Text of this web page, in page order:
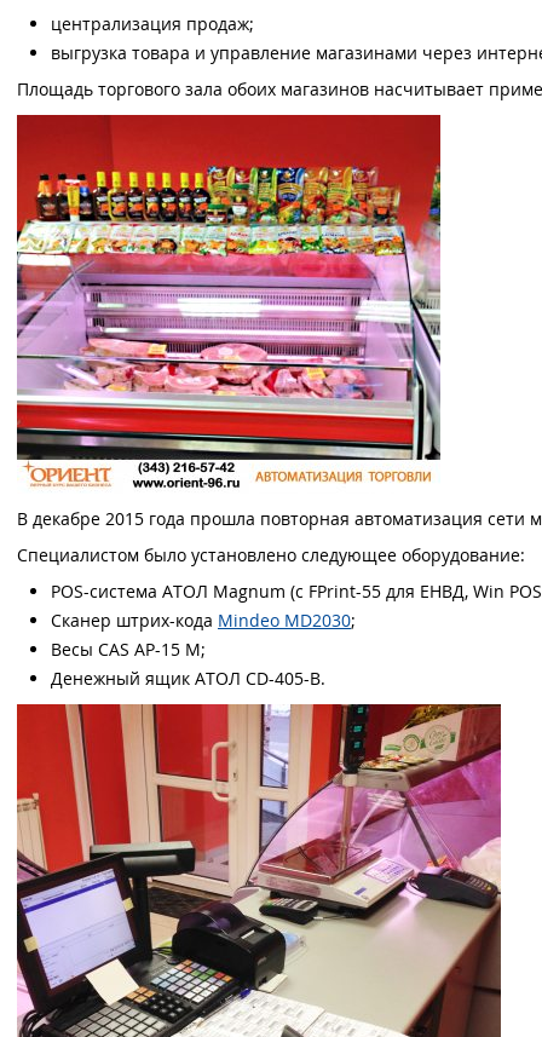
централизация продаж;
выгрузка товара и управление магазинами через
Площадь торгового зала обоих магазинов насчитывает
В декабре 2015 года прошла повторная автоматизация сети
Специалистом было установлено следующее оборудование:
POS-система АТОЛ Magnum (с FPrint-55 для ЕНВД, Win
Сканер штрих-кода Mindeo MD2030;
Весы CAS АР-15 М;
Денежный ящик АТОЛ CD-405-B.